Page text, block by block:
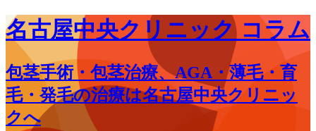
名古屋中央クリニック コラム
包茎手術・包茎治療、AGA・薄毛・育
毛・発毛の治療は名古屋中央クリニッ
クへ